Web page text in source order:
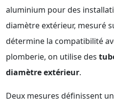
aluminium pour des
diamètre extérieur, mesuré
détermine la compatibilité
plomberie, on utilise des
diamètre extérieur.
Deux mesures définissent